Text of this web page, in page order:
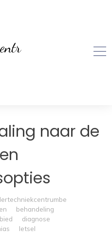
naar de
behandeling
diagnose
letsel